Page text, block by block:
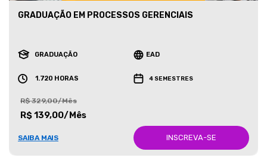
GRADUAÇÃO EM PROCESSOS GERENCIAIS
GRADUAÇÃO EAD
1.720 HORAS 4 SEMESTRES
R$ 329,00/Mês
R$ 139,00/Mês
SAIBA MAIS INSCREVA-SE